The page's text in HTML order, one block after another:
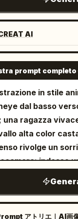
superiore e una
tra i pannelli.
3D di
della foresta,
espressiva
luminose,
e morbidi raggi solari
principale: Il
simpatico cucciolo
color crema,
piccole ali da
squame
La storia si
incantata
di muschio,
AI
prompt completo
in stile
dal basso
una ragazza
alta color
rivolge un
indossa
luminosi
mostra un
アトリエ｜AI画